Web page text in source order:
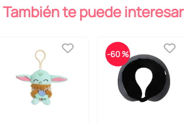
También te puede interesar
-60 %